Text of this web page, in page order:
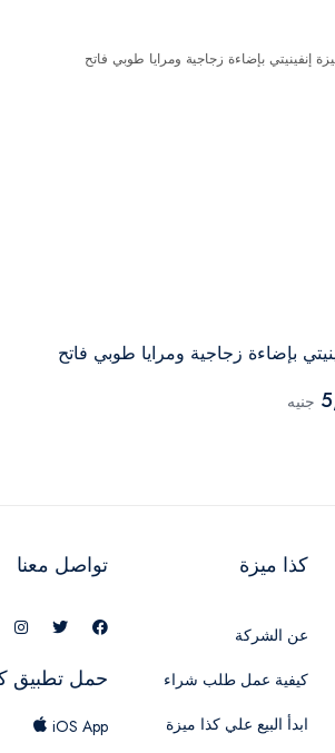
بإضاءة زجاجية ومرايا طوبي فاتح
جنيه
كذا ميزة
عن الشركة
كيفية عمل طلب شراء
ابدأ البيع علي كذا ميزة
تواصل معنا
حمل تطبيق
iOS App